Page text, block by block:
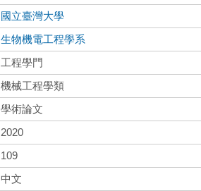
國立臺灣大學
生物機電工程學系
工程學門
機械工程學類
學術論文
2020
109
中文